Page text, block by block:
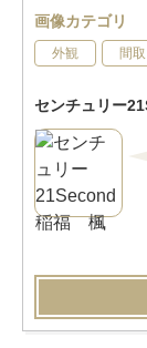
画像カテゴリ
外観 間取
センチュリー